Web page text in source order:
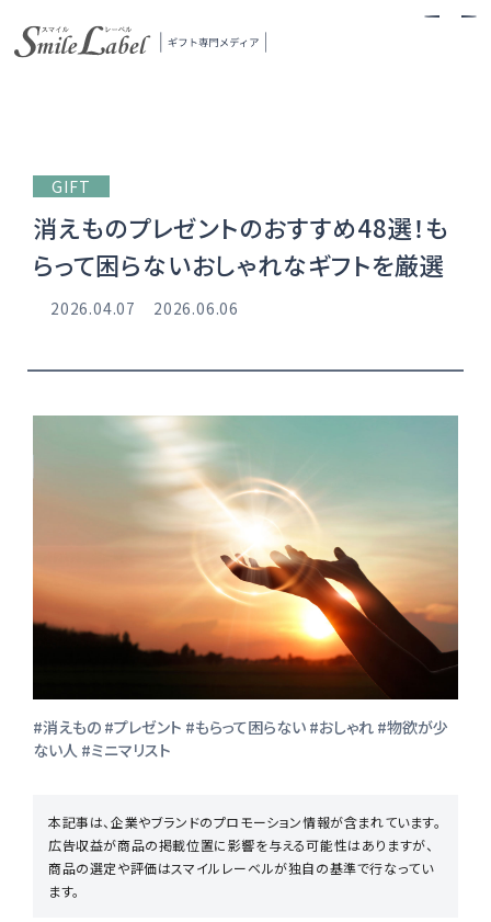
ギフトの探し方
お店からギフトを探す
商品からギフトを探す
GIFT
消えものプレゼントのおすすめ48選！も
らって困らないおしゃれなギフトを厳選
2026.04.07 2026.06.06
#消えもの #プレゼント #もらって困らない #おしゃれ #物欲が少
ない人 #ミニマリスト
本記事は、企業やブランドのプロモーション情報が含まれています。
広告収益が商品の掲載位置に影響を与える可能性はありますが、
商品の選定や評価はスマイルレーベルが独自の基準で行なってい
ます。